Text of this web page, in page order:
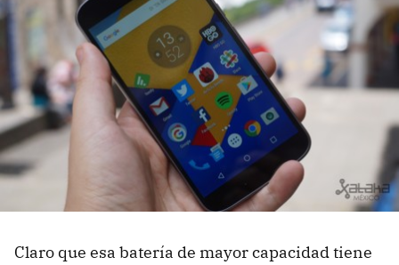
Claro que esa batería de mayor capacidad tiene